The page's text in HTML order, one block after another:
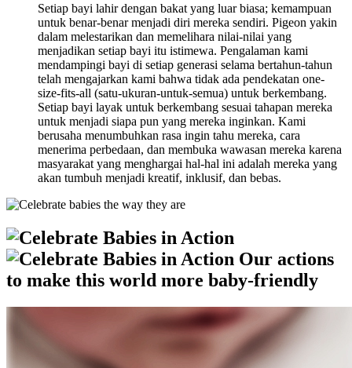
Setiap bayi lahir dengan bakat yang luar biasa; kemampuan
untuk benar-benar menjadi diri mereka sendiri. Pigeon yakin
dalam melestarikan dan memelihara nilai-nilai yang
menjadikan setiap bayi itu istimewa. Pengalaman kami
mendampingi bayi di setiap generasi selama bertahun-tahun
telah mengajarkan kami bahwa tidak ada pendekatan one-
size-fits-all (satu-ukuran-untuk-semua) untuk berkembang.
Setiap bayi layak untuk berkembang sesuai tahapan mereka
untuk menjadi siapa pun yang mereka inginkan. Kami
berusaha menumbuhkan rasa ingin tahu mereka, cara
menerima perbedaan, dan membuka wawasan mereka karena
masyarakat yang menghargai hal-hal ini adalah mereka yang
akan tumbuh menjadi kreatif, inklusif, dan bebas.
Our actions
to make this world more baby-friendly